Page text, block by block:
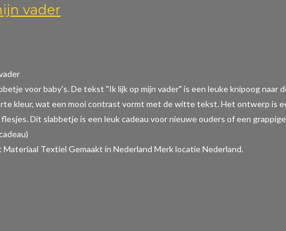
vader
voor baby's. De tekst "Ik lijk op mijn vader" is een leuke knipoog naar
kleur, wat een mooi contrast vormt met de witte tekst. Het ontwerp is
Dit slabbetje is een leuk cadeau voor nieuwe ouders of een
Materiaal Textiel Gemaakt in Nederland Merk locatie Nederland.